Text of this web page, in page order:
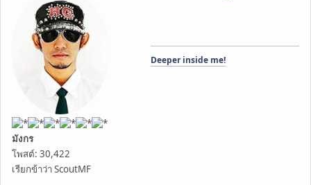
มังกร
โพสต์: 30,422
เรียกข้าว่า ScoutMF
Deeper inside me!